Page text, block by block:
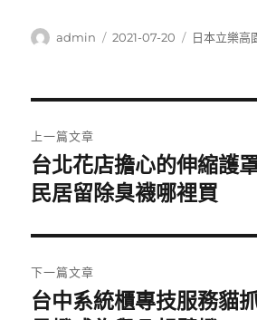
作
admin
發
2021-07-20
分
日本立樂高
章
導
覽
上一篇文章
上
一
文
章:
台北花店擔心的伸縮護
民居留除臭襪哪裡買
下一篇文章
下
台中系統櫃專技服務貓